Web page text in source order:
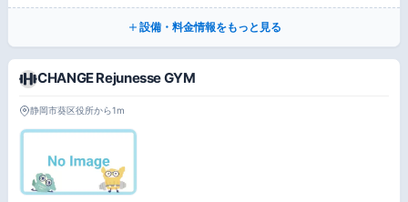
設備・料金情報をもっと見る
CHANGE Rejunesse GYM
静岡市葵区役所から1m